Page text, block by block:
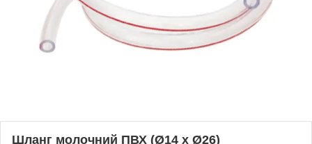
Шланг молочний ПВХ (Ø14 x Ø26)